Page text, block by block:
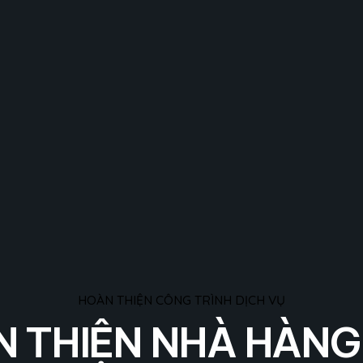
HOÀN THIỆN CÔNG TRÌNH DỊCH VỤ
THIỆN NHÀ